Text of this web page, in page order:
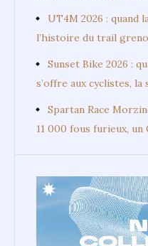
UT4M 2026 : quand
l’histoire du trail
Sunset Bike 2026 :
s’offre aux cyclistes,
Spartan Race
11 000 fous furieux, un